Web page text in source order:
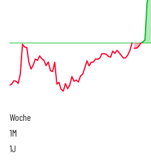
Woche
1M
1J